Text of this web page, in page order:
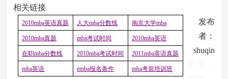
相关链接
2010mba英语真题 人大mba分数线 南京大学mba
2010mba真题 mba考试时间 2010mba英语
在职mba分数线 2010mba考试时间 2011mba英语真题
mba英语 emba报名条件 mba考前培训班
发布
者：
shuqin